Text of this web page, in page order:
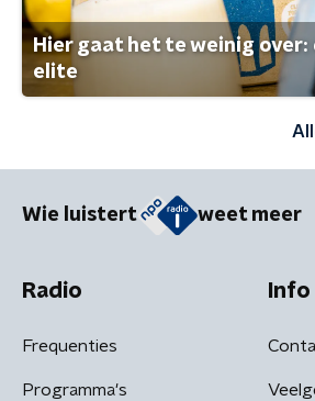
Hier gaat het te weinig
elite
Wie luistert weet meer
Radio
Frequenties
Programma's
Info